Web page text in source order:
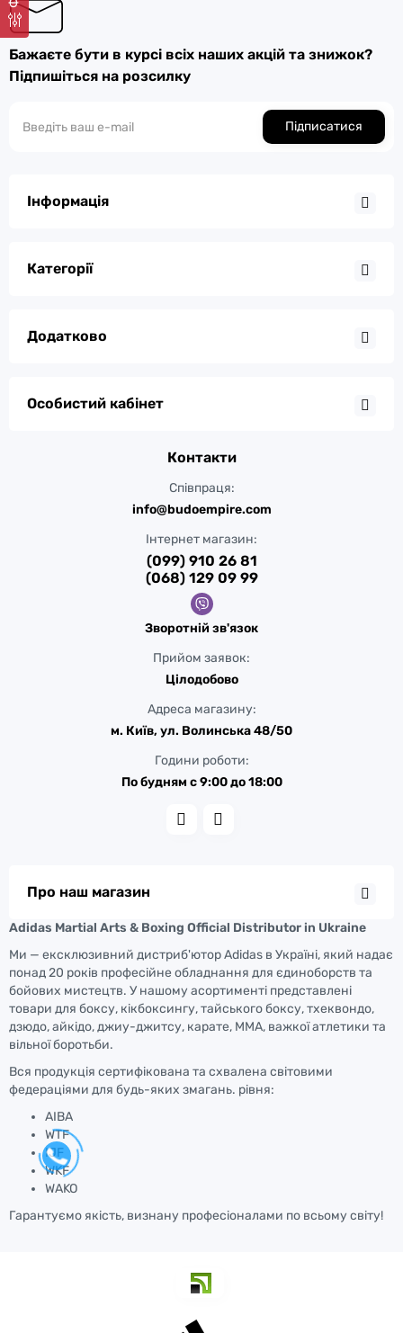
Бажаєте бути в курсі всіх наших акцій та знижок?
Підпишіться на розсилку
Підписатися
Інформація
Категорії
Додатково
Особистий кабінет
Контакти
Співпраця:
info@budoempire.com
Інтернет магазин:
(099) 910 26 81
(068) 129 09 99
Зворотній зв'язок
Прийом заявок:
Цілодобово
Адреса магазину:
м. Київ, ул. Волинська 48/50
Години роботи:
По будням с 9:00 до 18:00
Про наш магазин
Adidas Martial Arts & Boxing Official Distributor in Ukraine
Ми — ексклюзивний дистриб'ютор Adidas в Україні, який надає
понад 20 років професійне обладнання для єдиноборств та
бойових мистецтв. У нашому асортименті представлені
товари для боксу, кікбоксингу, тайського боксу, тхеквондо,
дзюдо, айкідо, джиу-джитсу, карате, ММА, важкої атлетики та
вільної боротьби.
Вся продукція сертифікована та схвалена світовими
федераціями для будь-яких змагань. рівня:
AIBA
WTF
IJF
WKF
WAKO
Гарантуємо якість, визнану професіоналами по всьому світу!